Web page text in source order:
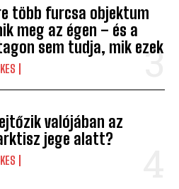
több furcsa objektum
meg az égen – és a
sem tudja, mik ezek
valójában az
jege alatt?